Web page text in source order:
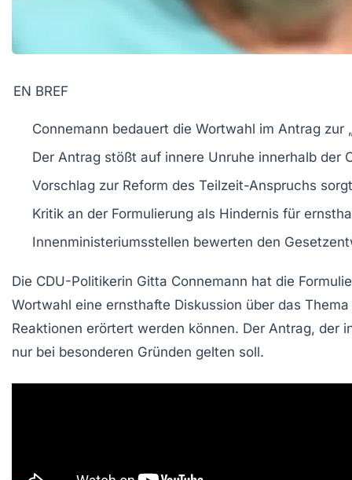
EN BREF
Connemann bedauert die Wortwahl im Antrag zur
Der Antrag stößt auf innere Unruhe innerhalb der
Vorschlag zur Reform des Teilzeit-Anspruchs
Kritik an der Formulierung als Hindernis für
Innenministeriumsstellen bewerten den
Die CDU-Politikerin Gitta Connemann hat die
Wortwahl eine ernsthafte Diskussion über das
Reaktionen erörtert werden können. Der Antrag,
nur bei besonderen Gründen gelten soll.